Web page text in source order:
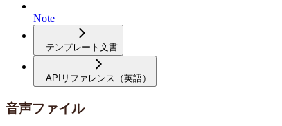
Note
テンプレート文書
APIリファレンス（英語）
音声ファイル